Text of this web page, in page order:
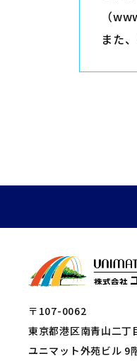
（
また
〒107-0062
東京都港区南青山二丁
ユニマット外苑ビル 9